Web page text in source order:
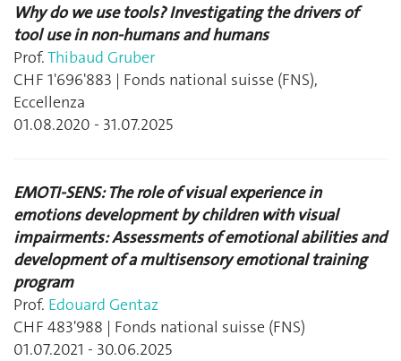
Why do we use tools? Investigating the drivers of
tool use in non-humans and humans
Prof.Thibaud Gruber
CHF 1'696'883 | Fonds national suisse (FNS),
Eccellenza
01.08.2020 - 31.07.2025
EMOTI-SENS: The role of visual experience in
emotions development by children with visual
impairments: Assessments of emotional abilities and
development of a multisensory emotional training
program
Prof. Edouard Gentaz
CHF 483'988 | Fonds national suisse (FNS)
01.07.2021 - 30.06.2025